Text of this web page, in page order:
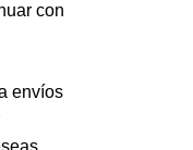
con
envíos